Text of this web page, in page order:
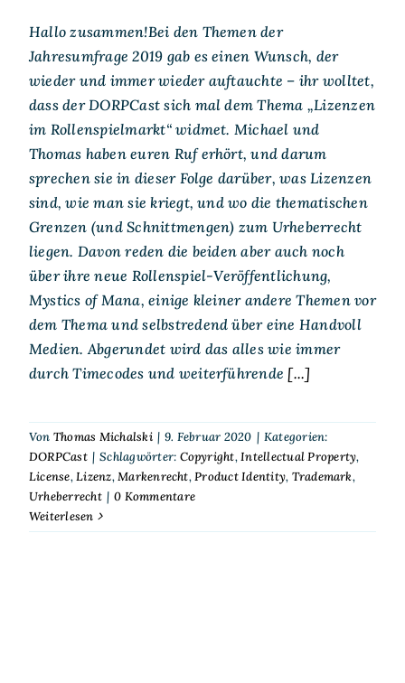
Hallo zusammen!Bei den Themen der
Jahresumfrage 2019 gab es einen Wunsch, der
wieder und immer wieder auftauchte – ihr wolltet,
dass der DORPCast sich mal dem Thema „Lizenzen
im Rollenspielmarkt“ widmet. Michael und
Thomas haben euren Ruf erhört, und darum
sprechen sie in dieser Folge darüber, was Lizenzen
sind, wie man sie kriegt, und wo die thematischen
Grenzen (und Schnittmengen) zum Urheberrecht
liegen. Davon reden die beiden aber auch noch
über ihre neue Rollenspiel-Veröffentlichung,
Mystics of Mana, einige kleiner andere Themen vor
dem Thema und selbstredend über eine Handvoll
Medien. Abgerundet wird das alles wie immer
durch Timecodes und weiterführende [...]
Von Thomas Michalski | 9. Februar 2020 | Kategorien:
DORPCast | Schlagwörter: Copyright,Intellectual Property,
License,Lizenz,Markenrecht,Product Identity, Trademark,
Urheberrecht | 0 Kommentare
Weiterlesen